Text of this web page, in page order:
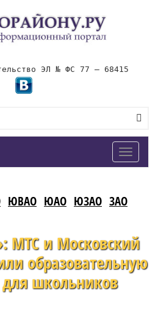
ЭЛ № ФС 77 – 68415
Toggle
ЮВАО ЮАО ЮЗАО ЗАО
МТС и Московский
образовательную
школьников